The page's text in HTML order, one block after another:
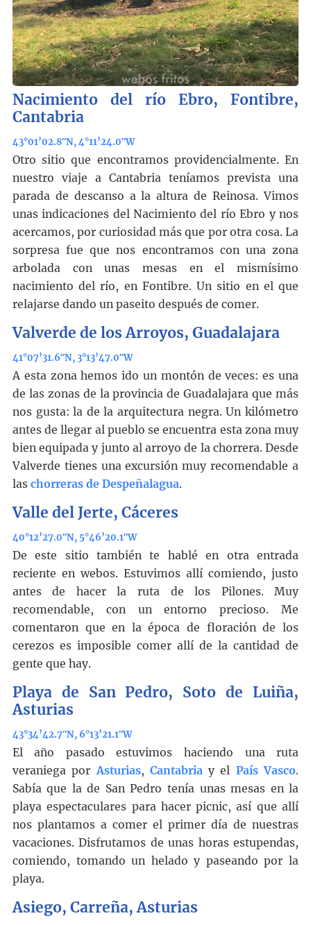
Nacimiento del río Ebro, Fontibre,
Cantabria
43°01’02.8″N, 4°11’24.0″W
Otro sitio que encontramos providencialmente. En
nuestro viaje a Cantabria teníamos prevista una
parada de descanso a la altura de Reinosa. Vimos
unas indicaciones del Nacimiento del río Ebro y nos
acercamos, por curiosidad más que por otra cosa. La
sorpresa fue que nos encontramos con una zona
arbolada con unas mesas en el mismísimo
nacimiento del río, en Fontibre. Un sitio en el que
relajarse dando un paseito después de comer.
Valverde de los Arroyos, Guadalajara
41°07’31.6″N, 3°13’47.0″W
A esta zona hemos ido un montón de veces: es una
de las zonas de la provincia de Guadalajara que más
nos gusta: la de la arquitectura negra. Un kilómetro
antes de llegar al pueblo se encuentra esta zona muy
bien equipada y junto al arroyo de la chorrera. Desde
Valverde tienes una excursión muy recomendable a
las chorreras de Despeñalagua.
Valle del Jerte, Cáceres
40°12’27.0″N, 5°46’20.1″W
De este sitio también te hablé en otra entrada
reciente en webos. Estuvimos allí comiendo, justo
antes de hacer la ruta de los Pilones. Muy
recomendable, con un entorno precioso. Me
comentaron que en la época de floración de los
cerezos es imposible comer allí de la cantidad de
gente que hay.
Playa de San Pedro, Soto de Luiña,
Asturias
43°34’42.7″N, 6°13’21.1″W
El año pasado estuvimos haciendo una ruta
veraniega por Asturias, Cantabria y el País Vasco.
Sabía que la de San Pedro tenía unas mesas en la
playa espectaculares para hacer picnic, así que allí
nos plantamos a comer el primer día de nuestras
vacaciones. Disfrutamos de unas horas estupendas,
comiendo, tomando un helado y paseando por la
playa.
Asiego, Carreña, Asturias